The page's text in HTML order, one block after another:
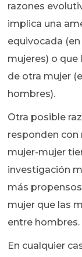
razones
implica una
equivocada
mujeres) o que
de otra mujer
hombres).
Otra posible
responden con
mujer-mujer
investigación
más
mujer que las
entre hombres.
En cualquier